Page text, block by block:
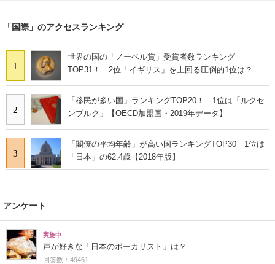
「国際」のアクセスランキング
1
世界の国の「ノーベル賞」受賞者数ランキング
TOP31！ 2位「イギリス」を上回る圧倒的1位は？
2
「移民が多い国」ランキングTOP20！ 1位は「ルクセ
ンブルク」【OECD加盟国・2019年データ】
3
「閣僚の平均年齢」が高い国ランキングTOP30 1位は
「日本」の62.4歳【2018年版】
アンケート
実施中
声が好きな「日本のボーカリスト」は？
回答数：49461